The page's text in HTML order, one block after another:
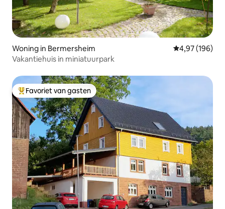
Woning in Bermersheim Gemiddelde
4,97 (196)
Vakantiehuis in miniatuurpark
Topfavoriet van gasten
Favoriet van gasten